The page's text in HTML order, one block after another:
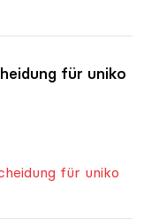
für uniko
für uniko